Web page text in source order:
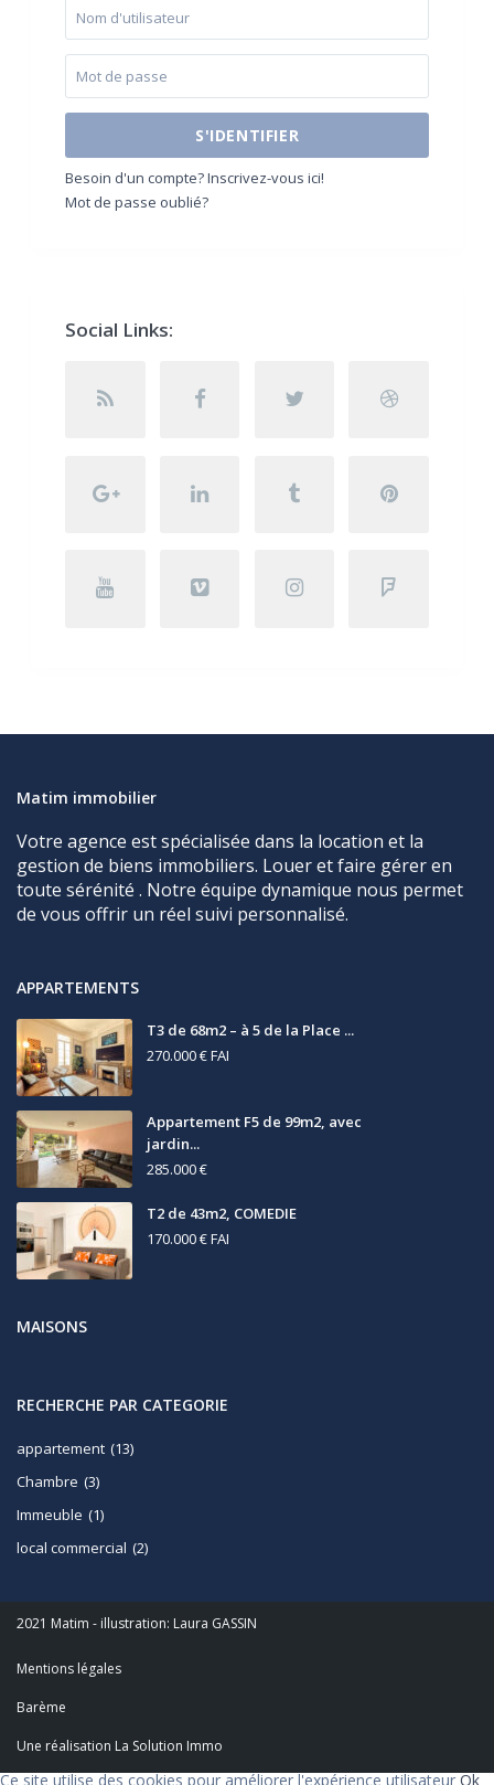
S'IDENTIFIER
Besoin d'un compte? Inscrivez-vous ici!
Mot de passe oublié?
Social Links:
Matim immobilier
Votre agence est spécialisée dans la location et la
gestion de biens immobiliers. Louer et faire gérer en
toute sérénité . Notre équipe dynamique nous permet
de vous offrir un réel suivi personnalisé.
APPARTEMENTS
T3 de 68m2 – à 5 de la Place ...
270.000 €FAI
Appartement F5 de 99m2, avec
jardin...
285.000 €
T2 de 43m2, COMEDIE
170.000 €FAI
MAISONS
RECHERCHE PAR CATEGORIE
appartement (13)
Chambre (3)
Immeuble (1)
local commercial (2)
2021 Matim - illustration: Laura GASSIN
Mentions légales
Barème
Une réalisation La Solution Immo
Ce site utilise des cookies pour améliorer l'expérience utilisateurOk